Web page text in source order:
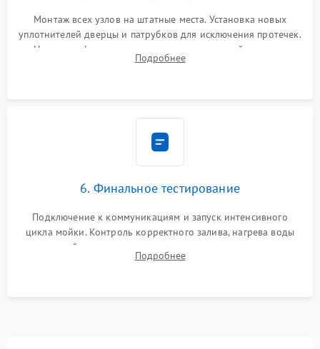
Монтаж всех узлов на штатные места. Установка новых
уплотнителей дверцы и патрубков для исключения протечек.
Надежная фиксация хомутов гидравлической системы,
сборка корпуса и установка датчика поплавка.
Подробнее
6. Финальное тестирование
Подключение к коммуникациям и запуск интенсивного
цикла мойки. Контроль корректного залива, нагрева воды
до нужной температуры, отсутствия посторонних шумов,
штатного слива и абсолютной сухости в поддоне.
Подробнее